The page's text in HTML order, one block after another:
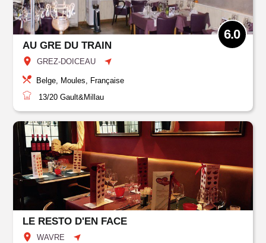
AU GRE DU TRAIN
GREZ-DOICEAU
6.0
Belge, Moules, Française
13/20 Gault&Millau
LE RESTO D'EN FACE
WAVRE